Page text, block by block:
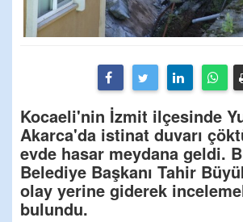
Kocaeli'nin İzmit ilçesinde
Akarca'da istinat duvarı
evde hasar meydana geldi.
Belediye Başkanı Tahir
olay yerine giderek
bulundu.